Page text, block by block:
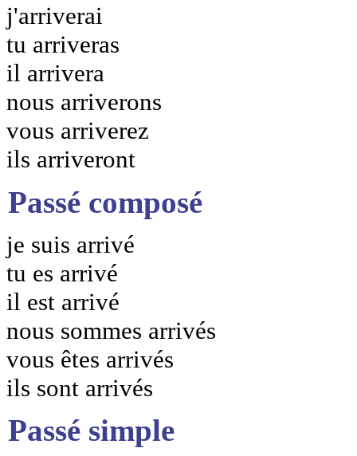
j'arriverai
tu arriveras
il arrivera
nous arriverons
vous arriverez
ils arriveront
Passé composé
je suis arrivé
tu es arrivé
il est arrivé
nous sommes arrivés
vous êtes arrivés
ils sont arrivés
Passé simple